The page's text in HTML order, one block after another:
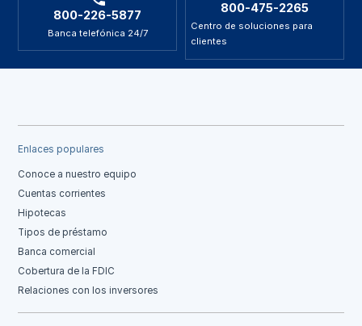
800-226-5877
Banca telefónica 24/7
800-475-2265
Centro de soluciones para
clientes
Enlaces populares
Conoce a nuestro equipo
Cuentas corrientes
Hipotecas
Tipos de préstamo
Banca comercial
Cobertura de la FDIC
Relaciones con los inversores